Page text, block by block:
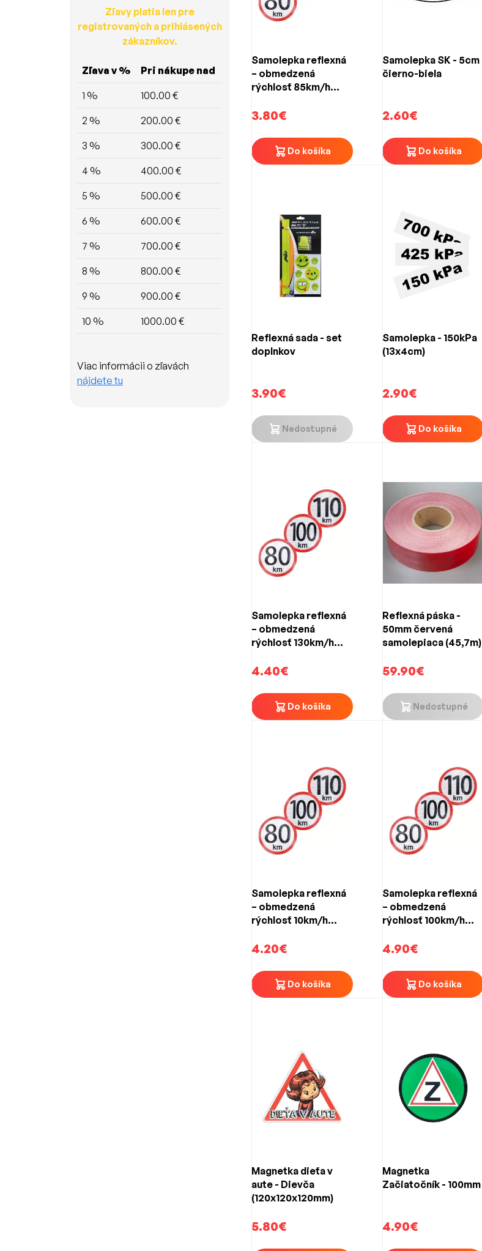
Zľavy platia len pre
registrovaných a prihlásených
zákazníkov.
Zľava v % Pri nákupe nad
1 % 100.00 €
2 % 200.00 €
3 % 300.00 €
4 % 400.00 €
5 % 500.00 €
6 % 600.00 €
7 % 700.00 €
8 % 800.00 €
9 % 900.00 €
10 % 1000.00 €
Viac informácii o zľavách
nájdete tu
Samolepka reflexná
– obmedzená
rýchlosť 85km/h
3.80€
Do košíka
Samolepka SK - 5cm
čierno-biela
2.60€
Do košíka
Reflexná sada - set
doplnkov
3.90€
Nedostupné
Samolepka - 150kPa
(13x4cm)
2.90€
Do košíka
Samolepka reflexná
– obmedzená
rýchlosť 130km/h
4.40€
Do košíka
Reflexná páska -
50mm červená
samolepiaca (45,7m)
59.90€
Nedostupné
Samolepka reflexná
– obmedzená
rýchlosť 10km/h
4.20€
Do košíka
Samolepka reflexná
– obmedzená
rýchlosť 100km/h
4.90€
Do košíka
Magnetka dieťa v
aute - Dievča
(120x120x120mm)
5.80€
Magnetka
Začiatočník - 100mm
4.90€